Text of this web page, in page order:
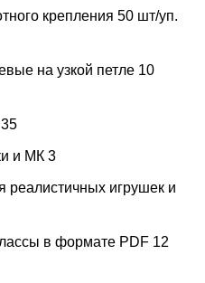
крепления 50 шт/уп.
на узкой петле 10
35
и МК 3
реалистичных игрушек и
в формате PDF 12